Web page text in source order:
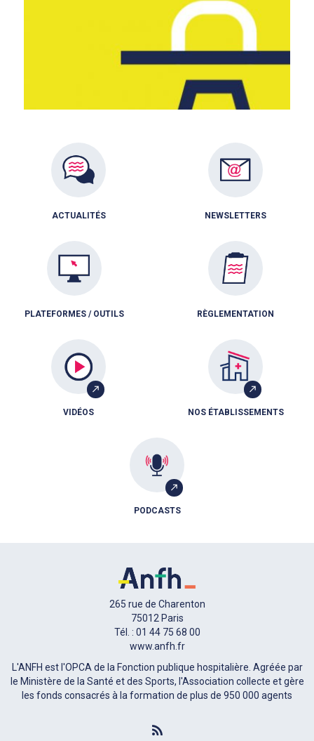
ACTUALITÉS NEWSLETTERS
PLATEFORMES / OUTILS RÈGLEMENTATION
VIDÉOS NOS ÉTABLISSEMENTS
PODCASTS
265 rue de Charenton
75012 Paris
Tél. : 01 44 75 68 00
www.anfh.fr
L'ANFH est l'OPCA de la Fonction publique hospitalière. Agréée par
le Ministère de la Santé et des Sports, l'Association collecte et gère
les fonds consacrés à la formation de plus de 950 000 agents